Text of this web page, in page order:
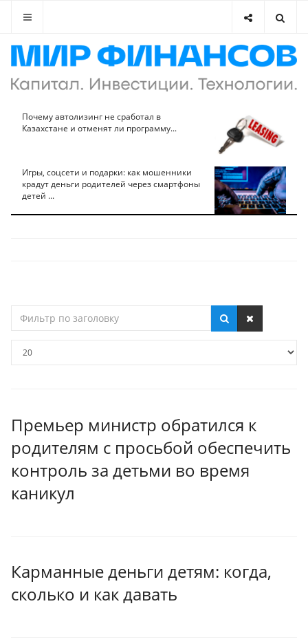
Почему автолизинг не сработал в
Казахстане и отменят ли программу...
Игры, соцсети и подарки: как мошенники
крадут деньги родителей через смартфоны
детей ...
по
Премьер министр обратился к
родителям с просьбой обеспечить
контроль за детьми во время
каникул
Карманные деньги детям: когда,
сколько и как давать